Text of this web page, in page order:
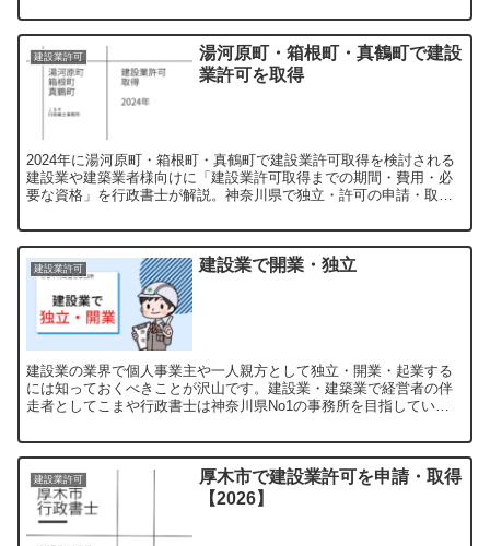
建設業許可
湯河原町・箱根町・真鶴町で建設
業許可を取得
2024年に湯河原町・箱根町・真鶴町で建設業許可取得を検討される
建設業や建築業者様向けに「建設業許可取得までの期間・費用・必
要な資格」を行政書士が解説。神奈川県で独立・許可の申請・取得
建設業許可 建設業で開業・独立
建設業の業界で個人事業主や一人親方として独立・開業・起業する
には知っておくべきことが沢山です。建設業・建築業で経営者の伴
走者としてこまや行政書士は神奈川県No1の事務所を目指していま
建設業許可
厚木市で建設業許可を申請・取得
【2026】